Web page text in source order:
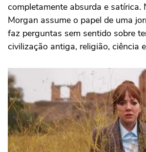
completamente absurda e satírica.
Morgan assume o papel de uma
faz perguntas sem sentido sobre
civilização antiga, religião, ciência